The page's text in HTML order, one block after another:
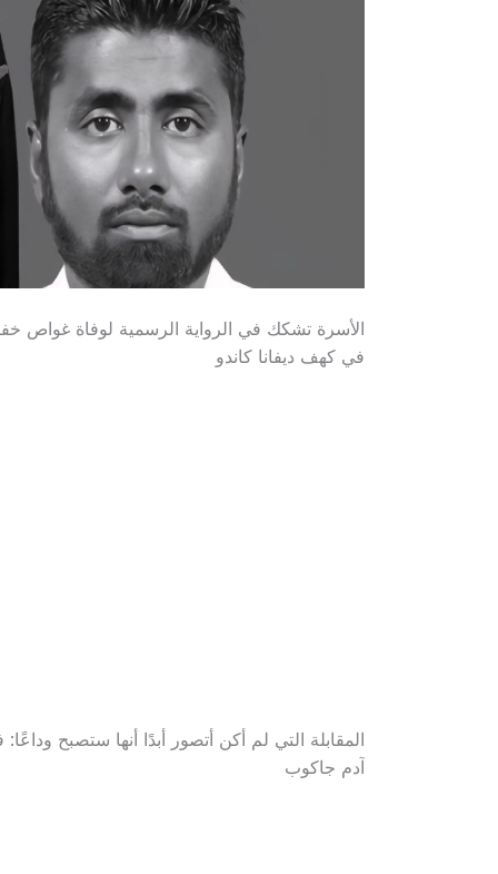
الأسرة تشكك في الرواية الرسمية لوفاة غواص
في كهف ديفانا كاندو
المقابلة التي لم أكن أتصور أبدًا أنها ستصبح
آدم جاكوب